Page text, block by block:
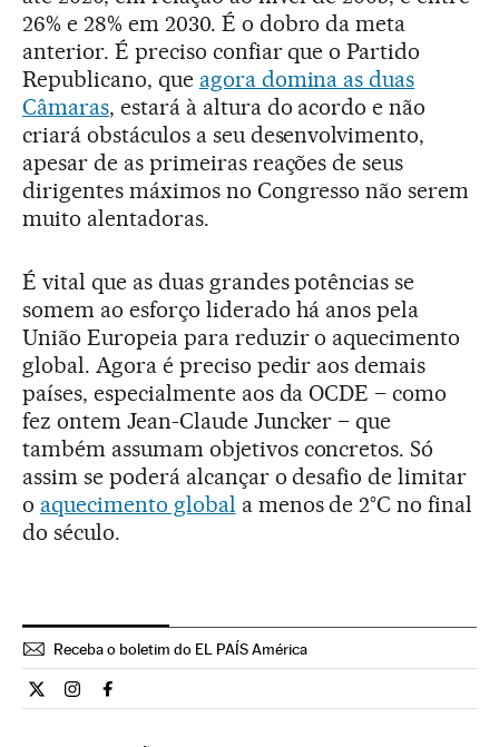
26% e 28% em 2030. É o dobro da meta
anterior. É preciso confiar que o Partido
Republicano, que agora domina as duas
Câmaras, estará à altura do acordo e não
criará obstáculos a seu desenvolvimento,
apesar de as primeiras reações de seus
dirigentes máximos no Congresso não serem
muito alentadoras.
É vital que as duas grandes potências se
somem ao esforço liderado há anos pela
União Europeia para reduzir o aquecimento
global. Agora é preciso pedir aos demais
países, especialmente aos da OCDE – como
fez ontem Jean-Claude Juncker – que
também assumam objetivos concretos. Só
assim se poderá alcançar o desafio de limitar
o aquecimento global a menos de 2°C no final
do século.
Receba o boletim do EL PAÍS América
Opiniao El País Brasil en Twitter
Opiniao El País Brasil en Instagram
Opiniao El País Brasil en Facebook